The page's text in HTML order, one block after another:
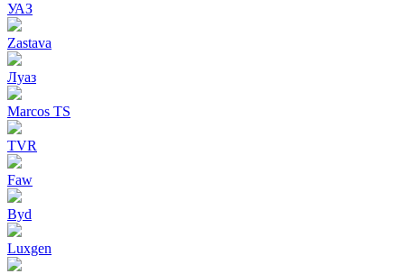
УАЗ
Zastava
Луаз
Marcos TS
TVR
Faw
Byd
Luxgen